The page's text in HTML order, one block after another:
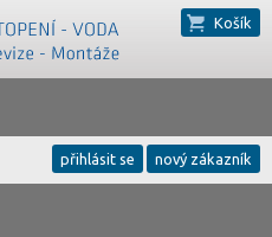
Košík
přihlásit se nový zákazník